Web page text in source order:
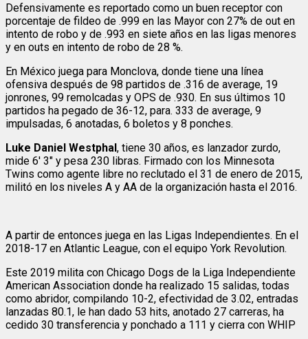
Defensivamente es reportado como un buen receptor con
porcentaje de fildeo de .999 en las Mayor con 27% de out en
intento de robo y de .993 en siete años en las ligas menores
y en outs en intento de robo de 28 %.
En México juega para Monclova, donde tiene una línea
ofensiva después de 98 partidos de .316 de average, 19
jonrones, 99 remolcadas y OPS de .930. En sus últimos 10
partidos ha pegado de 36-12, para. 333 de average, 9
impulsadas, 6 anotadas, 6 boletos y 8 ponches.
Luke Daniel Westphal, tiene 30 años, es lanzador zurdo,
mide 6′ 3″ y pesa 230 libras. Firmado con los Minnesota
Twins como agente libre no reclutado el 31 de enero de 2015,
militó en los niveles A y AA de la organización hasta el 2016.
A partir de entonces juega en las Ligas Independientes. En el
2018-17 en Atlantic League, con el equipo York Revolution.
Este 2019 milita con Chicago Dogs de la Liga Independiente
American Association donde ha realizado 15 salidas, todas
como abridor, compilando 10-2, efectividad de 3.02, entradas
lanzadas 80.1, le han dado 53 hits, anotado 27 carreras, ha
cedido 30 transferencia y ponchado a 111 y cierra con WHIP